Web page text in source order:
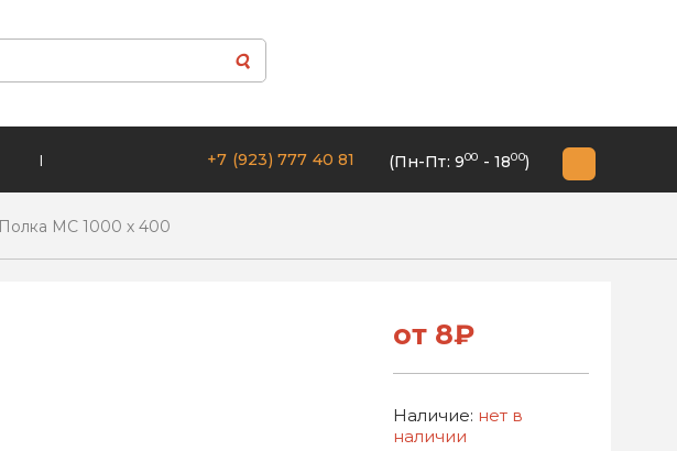
| +7 (923) 777 40 81 (Пн-Пт: 900 - 1800)
Полка МС 1000 х 400
от 8₽
Наличие: нет в
наличии